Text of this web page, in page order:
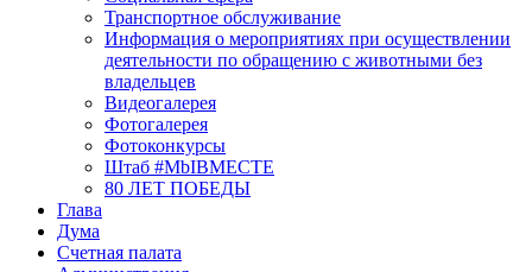
Транспортное обслуживание
Информация о мероприятиях при осуществлении
деятельности по обращению с животными без
владельцев
Видеогалерея
Фотогалерея
Фотоконкурсы
Штаб #MbIBMECTE
80 ЛЕТ ПОБЕДЫ
Глава
Дума
Счетная палата